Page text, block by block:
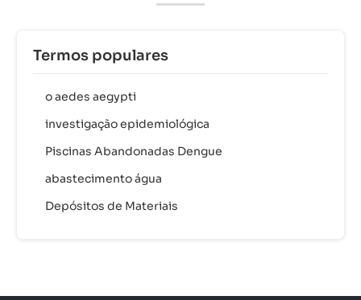
Termos populares
o aedes aegypti
investigação epidemiológica
Piscinas Abandonadas Dengue
abastecimento água
Depósitos de Materiais